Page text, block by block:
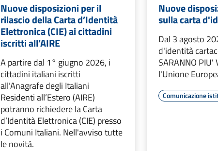
Nuove disposizioni per il
rilascio della Carta d’Identità
Elettronica (CIE) ai cittadini
iscritti all’AIRE
A partire dal 1° giugno 2026, i
cittadini italiani iscritti
all’Anagrafe degli Italiani
Residenti all’Estero (AIRE)
potranno richiedere la Carta
d’Identità Elettronica (CIE) presso
i Comuni Italiani. Nell'avviso tutte
le novità.
Nuove
sulla carta
Dal 3 agosto
d'identità
SARANNO
l'Unione
Comunicazione